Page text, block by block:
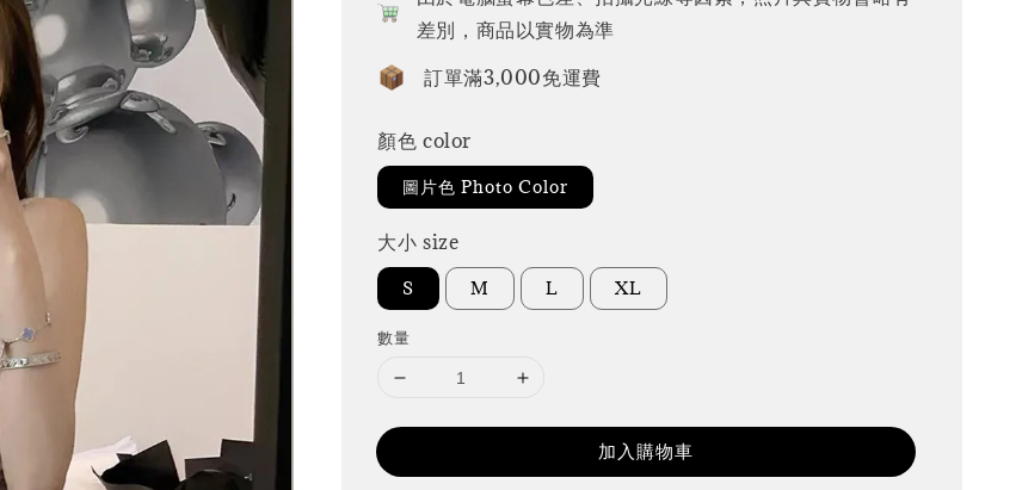
差別，商品以實物為準
訂單滿3,000免運費
顏色 color
圖片色 Photo Color
大小 size
S M L XL
數量
加入購物車